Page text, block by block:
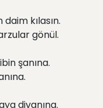
kılasın.
gönül.
şanına.
divanına.